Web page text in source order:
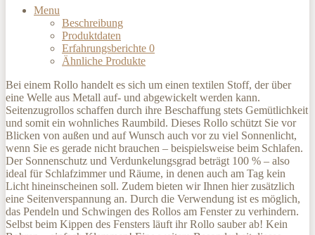
Menu
Beschreibung
Produktdaten
Erfahrungsberichte 0
Ähnliche Produkte
Bei einem Rollo handelt es sich um einen textilen Stoff, der über
eine Welle aus Metall auf- und abgewickelt werden kann.
Seitenzugrollos schaffen durch ihre Beschaffung stets Gemütlichkeit
und somit ein wohnliches Raumbild. Dieses Rollo schützt Sie vor
Blicken von außen und auf Wunsch auch vor zu viel Sonnenlicht,
wenn Sie es gerade nicht brauchen – beispielsweise beim Schlafen.
Der Sonnenschutz und Verdunkelungsgrad beträgt 100 % – also
ideal für Schlafzimmer und Räume, in denen auch am Tag kein
Licht hineinscheinen soll. Zudem bieten wir Ihnen hier zusätzlich
eine Seitenverspannung an. Durch die Verwendung ist es möglich,
das Pendeln und Schwingen des Rollos am Fenster zu verhindern.
Selbst beim Kippen des Fensters läuft ihr Rollo sauber ab! Kein